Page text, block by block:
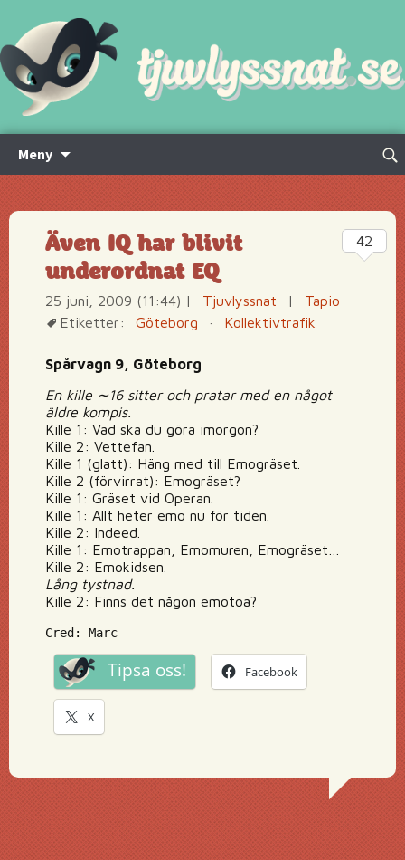
Meny
innehåll
Sök
Även IQ har blivit
underordnat EQ
25 juni, 2009 (11:44) | Tjuvlyssnat |
Tapio
Etiketter:
Göteborg · Kollektivtrafik
Spårvagn 9, Göteborg
En kille ∼16 sitter och pratar med en något
äldre kompis.
Kille 1: Vad ska du göra imorgon?
Kille 2: Vettefan.
Kille 1 (glatt): Häng med till Emogräset.
Kille 2 (förvirrat): Emogräset?
Kille 1: Gräset vid Operan.
Kille 1: Allt heter emo nu för tiden.
Kille 2: Indeed.
Kille 1: Emotrappan, Emomuren, Emogräset…
Kille 2: Emokidsen.
Lång tystnad.
Kille 2: Finns det någon emotoa?
Cred: Marc
Tipsa oss! Facebook
X
42